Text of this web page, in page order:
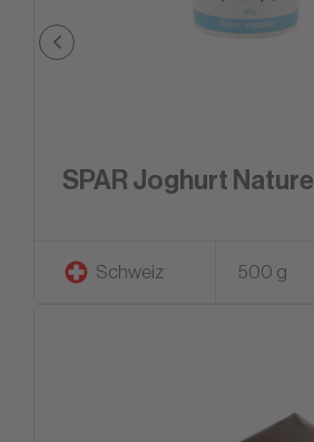
SPAR Joghurt Nature
Schweiz 500 g